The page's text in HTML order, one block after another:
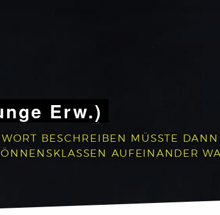
Erw.)
BESCHREIBEN MÜSSTE
AUFEINANDER